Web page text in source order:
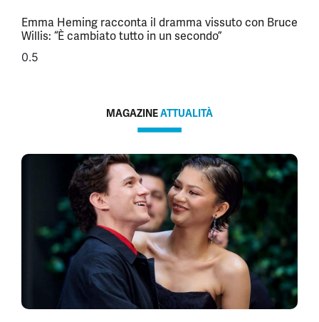
Emma Heming racconta il dramma vissuto con Bruce
Willis: “È cambiato tutto in un secondo”
MAGAZINEATTUALITÀ